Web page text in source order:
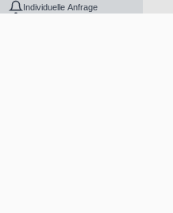
Individuelle Anfrage